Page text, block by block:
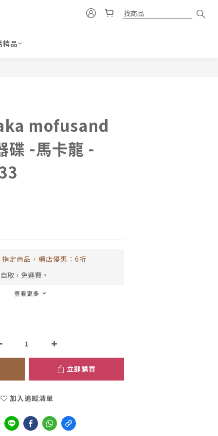
精品
mofusand
-馬卡龍 -
指定商品，網店優惠：6折
取，免運費。
查看更多
立即購買
加入追蹤清單